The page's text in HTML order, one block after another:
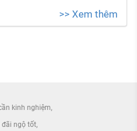
>> Xem thêm
kinh nghiệm
đãi ngộ tốt